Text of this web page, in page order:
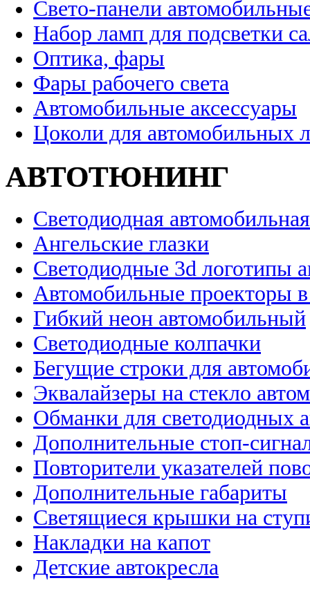
Свето-панели
Набор ламп для подсветки
Оптика, фары
Фары рабочего света
Автомобильные аксессуары
Цоколи для автомобильных
АВТОТЮНИНГ
Светодиодная
Ангельские глазки
Светодиодные 3d логотипы
Автомобильные проекторы
Гибкий неон автомобильный
Светодиодные колпачки
Бегущие строки для
Эквалайзеры на стекло
Обманки для светодиодных
Дополнительные стоп-
Повторители указателей
Дополнительные габариты
Светящиеся крышки на
Накладки на капот
Детские автокресла